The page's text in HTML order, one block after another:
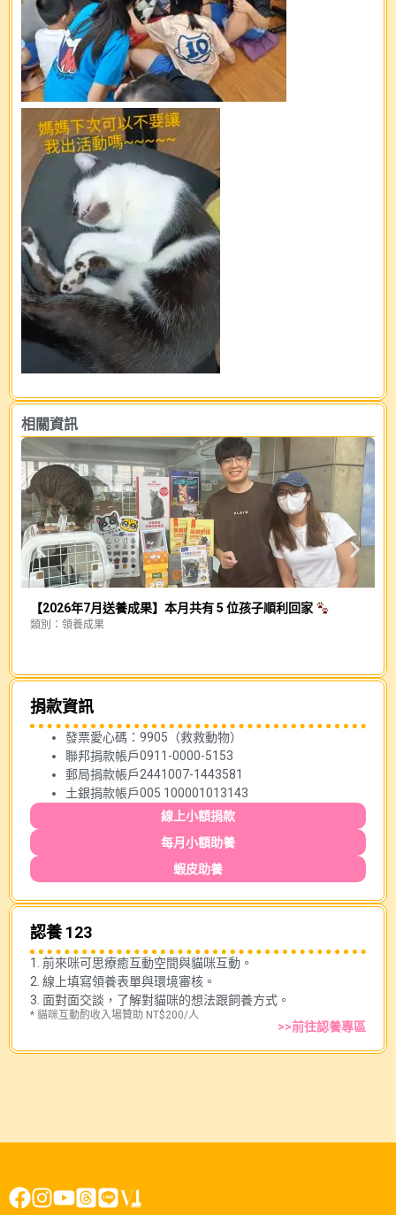
相關資訊
【2026年7月送養成果】本月共有 5 位孩子順利回家
類別： 領養成果
捐款資訊
發票愛心碼：9905（救救動物）
聯邦捐款帳戶0911-0000-5153
郵局捐款帳戶2441007-1443581
土銀捐款帳戶005 100001013143
線上小額捐款
每月小額助養
蝦皮助養
認養 123
1. 前來咪可思療癒互動空間與貓咪互動。
2. 線上填寫領養表單與環境審核。
3. 面對面交談，了解對貓咪的想法跟飼養方式。
* 貓咪互動酌收入場贊助 NT$200/人
>>前往認養專區